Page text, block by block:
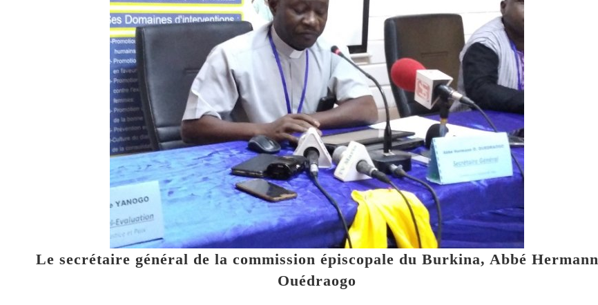
Le secrétaire général de la commission épiscopale du Burkina, Abbé Hermann
Ouédraogo